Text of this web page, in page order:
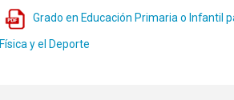
Grado en Educación Primaria o Infantil
Física y el Deporte